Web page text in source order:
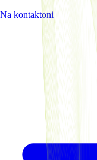
Na kontaktoni